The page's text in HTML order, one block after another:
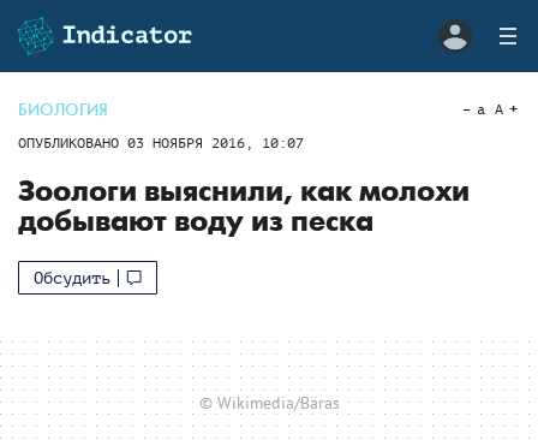
БИОЛОГИЯ
ОПУБЛИКОВАНО 03 НОЯБРЯ 2016, 10:07
a A
Зоологи выяснили, как молохи
добывают воду из песка
Обсудить
© Wikimedia/Bäras